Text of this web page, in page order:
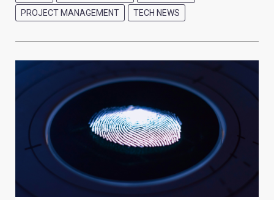
RISORSE
INVESTOR RELATIONS
CONTATTI
PROJECT MANAGEMENT
TECH NEWS